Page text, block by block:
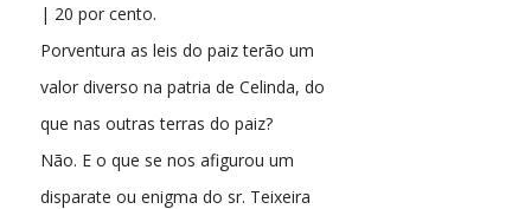
| 20 por cento.
Porventura as leis do paiz terão um
valor diverso na patria de Celinda, do
que nas outras terras do paiz?
Não. E o que se nos afigurou um
disparate ou enigma do sr. Teixeira